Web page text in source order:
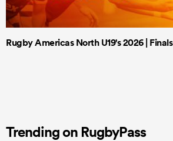
Rugby Americas North U19's 2026 | Finals
Trending on RugbyPass